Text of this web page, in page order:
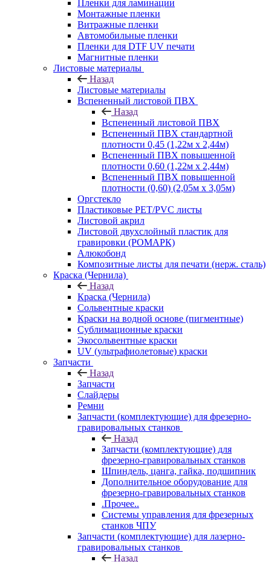
Пленки для ламинации
Монтажные пленки
Витражные пленки
Автомобильные пленки
Пленки для DTF UV печати
Магнитные пленки
Листовые материалы
Назад
Листовые материалы
Вспененный листовой ПВХ
Назад
Вспененный листовой ПВХ
Вспененный ПВХ стандартной
плотности 0,45 (1,22м х 2,44м)
Вспененный ПВХ повышенной
плотности 0,60 (1,22м х 2,44м)
Вспененный ПВХ повышенной
плотности (0,60) (2,05м х 3,05м)
Оргстекло
Пластиковые PET/PVC листы
Листовой акрил
Листовой двухслойный пластик для
гравировки (РОМАРК)
Алюкобонд
Композитные листы для печати (нерж. сталь)
Краска (Чернила)
Назад
Краска (Чернила)
Сольвентные краски
Краски на водной основе (пигментные)
Сублимационные краски
Экосольвентные краски
UV (ультрафиолетовые) краски
Запчасти
Назад
Запчасти
Слайдеры
Ремни
Запчасти (комплектующие) для фрезерно-
гравировальных станков
Назад
Запчасти (комплектующие) для
фрезерно-гравировальных станков
Шпиндель, цанга, гайка, подшипник
Дополнительное оборудование для
фрезерно-гравировальных станков
.Прочее..
Системы управления для фрезерных
станков ЧПУ
Запчасти (комплектующие) для лазерно-
гравировальных станков
Назад